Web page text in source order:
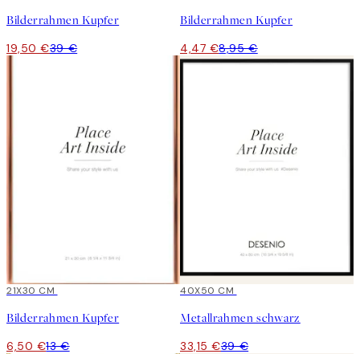
Bilderrahmen Kupfer
19,50 €39 €
Bilderrahmen Kupfer
4,47 €8,95 €
-50%
21X30 CM
Bilderrahmen Kupfer
6,50 €13 €
15%*
40X50 CM
Metallrahmen schwarz
33,15 €39 €